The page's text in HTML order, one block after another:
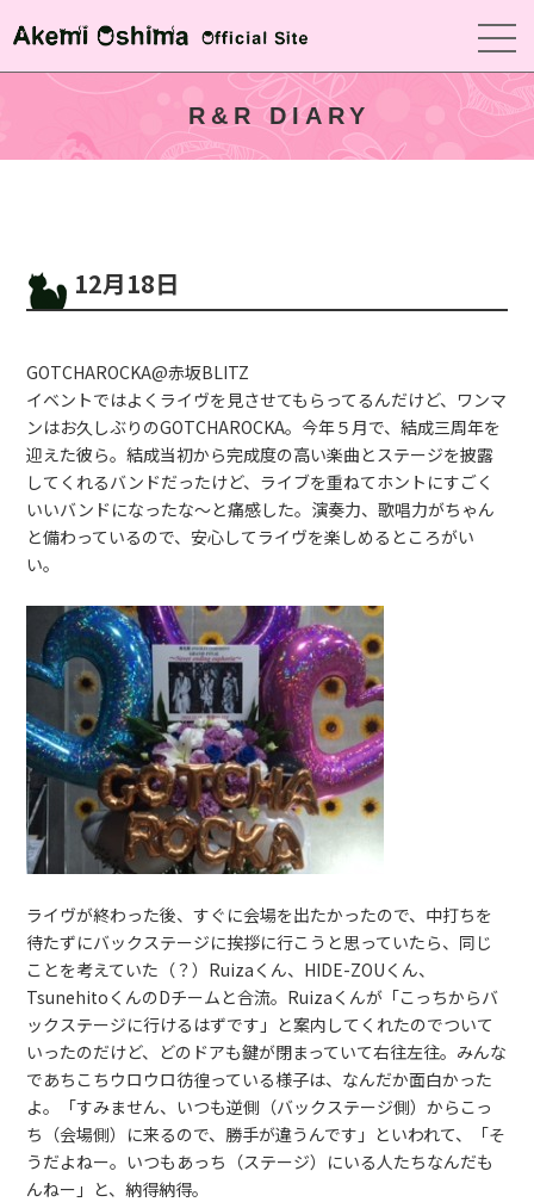
R&R DIARY
12月18日
GOTCHAROCKA@赤坂BLITZ
イベントではよくライヴを見させてもらってるんだけど、ワンマ
ンはお久しぶりのGOTCHAROCKA。今年５月で、結成三周年を
迎えた彼ら。結成当初から完成度の高い楽曲とステージを披露
してくれるバンドだったけど、ライブを重ねてホントにすごく
いいバンドになったな〜と痛感した。演奏力、歌唱力がちゃん
と備わっているので、安心してライヴを楽しめるところがい
い。
ライヴが終わった後、すぐに会場を出たかったので、中打ちを
待たずにバックステージに挨拶に行こうと思っていたら、同じ
ことを考えていた（？）Ruizaくん、HIDE-ZOUくん、
TsunehitoくんのDチームと合流。Ruizaくんが「こっちからバ
ックステージに行けるはずです」と案内してくれたのでついて
いったのだけど、どのドアも鍵が閉まっていて右往左往。みんな
であちこちウロウロ彷徨っている様子は、なんだか面白かった
よ。「すみません、いつも逆側（バックステージ側）からこっ
ち（会場側）に来るので、勝手が違うんです」といわれて、「そ
うだよねー。いつもあっち（ステージ）にいる人たちなんだも
んねー」と、納得納得。